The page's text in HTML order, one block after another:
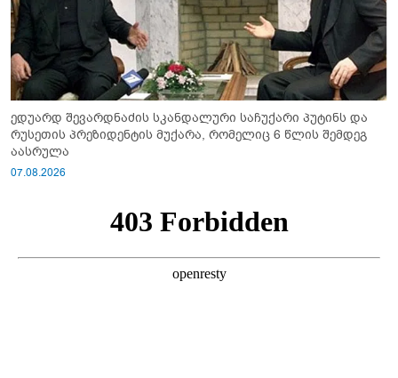
ედუარდ შევარდნაძის სკანდალური საჩუქარი პუტინს და
რუსეთის პრეზიდენტის მუქარა, რომელიც 6 წლის შემდეგ
აასრულა
07.08.2026